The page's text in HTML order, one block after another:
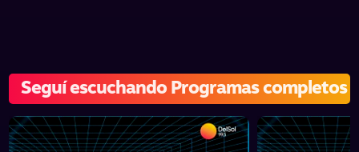
Seguí escuchando Programas completos